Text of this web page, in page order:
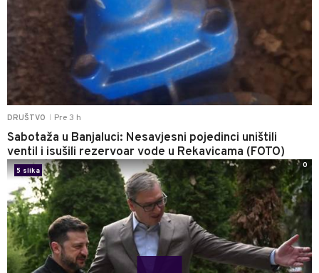
DRUŠTVO Pre 3 h
Sabotaža u Banjaluci: Nesavjesni pojedinci uništili
ventil i isušili rezervoar vode u Rekavicama (FOTO)
5 slika
0